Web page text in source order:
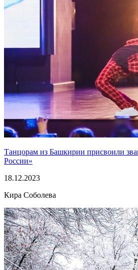
Танцорам из Башкирии присвоили
России»
18.12.2023
Кира Соболева